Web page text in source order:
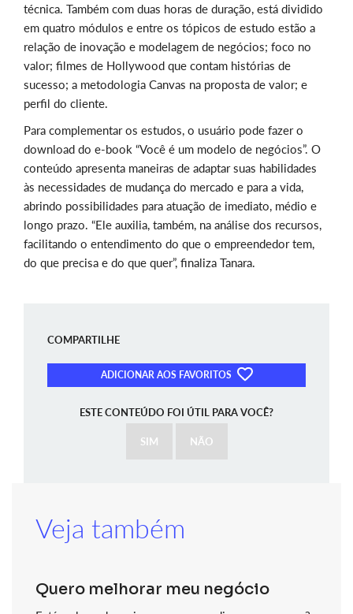
técnica. Também com duas horas de duração, está dividido
em quatro módulos e entre os tópicos de estudo estão a
relação de inovação e modelagem de negócios; foco no
valor; filmes de Hollywood que contam histórias de
sucesso; a metodologia Canvas na proposta de valor; e
perfil do cliente.
Para complementar os estudos, o usuário pode fazer o
download do e-book “Você é um modelo de negócios”. O
conteúdo apresenta maneiras de adaptar suas habilidades
às necessidades de mudança do mercado e para a vida,
abrindo possibilidades para atuação de imediato, médio e
longo prazo. “Ele auxilia, também, na análise dos recursos,
facilitando o entendimento do que o empreendedor tem,
do que precisa e do que quer”, finaliza Tanara.
COMPARTILHE
ADICIONAR AOS FAVORITOS
ESTE CONTEÚDO FOI ÚTIL PARA VOCÊ?
SIM NÃO
Veja também
Quero melhorar meu negócio